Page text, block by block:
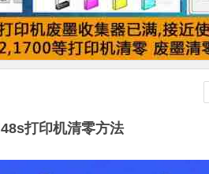
打印机清零方法